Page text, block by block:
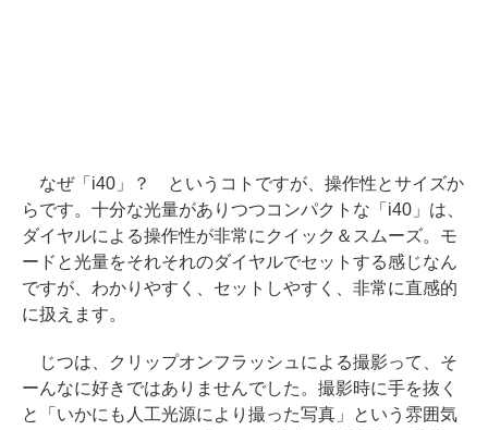
なぜ「i40」？ というコトですが、操作性とサイズか
らです。十分な光量がありつつコンパクトな「i40」は、
ダイヤルによる操作性が非常にクイック＆スムーズ。モ
ードと光量をそれそれのダイヤルでセットする感じなん
ですが、わかりやすく、セットしやすく、非常に直感的
に扱えます。
じつは、クリップオンフラッシュによる撮影って、そ
ーんなに好きではありませんでした。撮影時に手を抜く
と「いかにも人工光源により撮った写真」という雰囲気